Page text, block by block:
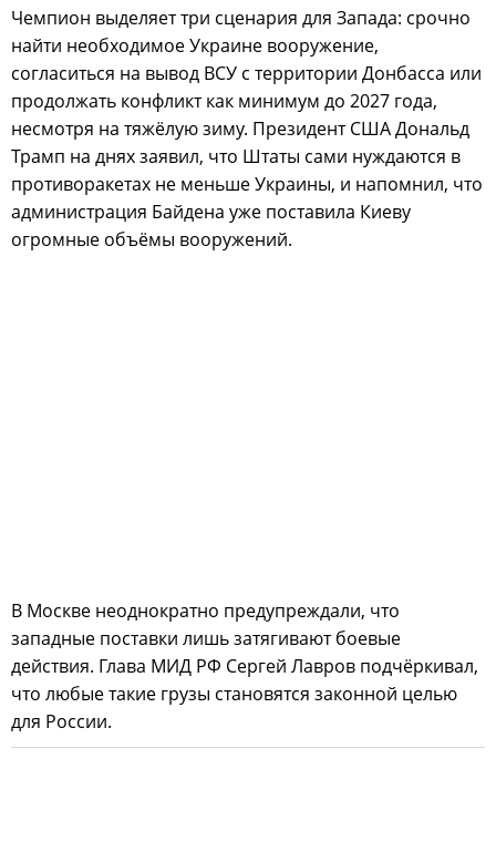
Чемпион выделяет три сценария для Запада: срочно
найти необходимое Украине вооружение,
согласиться на вывод ВСУ с территории Донбасса или
продолжать конфликт как минимум до 2027 года,
несмотря на тяжёлую зиму. Президент США Дональд
Трамп на днях заявил, что Штаты сами нуждаются в
противоракетах не меньше Украины, и напомнил, что
администрация Байдена уже поставила Киеву
огромные объёмы вооружений.
В Москве неоднократно предупреждали, что
западные поставки лишь затягивают боевые
действия. Глава МИД РФ Сергей Лавров подчёркивал,
что любые такие грузы становятся законной целью
для России.